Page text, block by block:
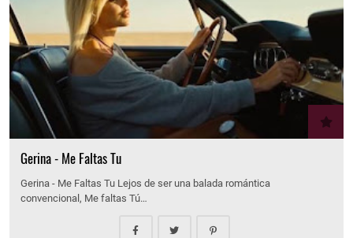
Gerina - Me Faltas Tu
Gerina - Me Faltas Tu Lejos de ser una balada romántica
convencional, Me faltas Tú…